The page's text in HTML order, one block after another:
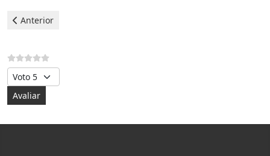
Artigo anterior: Sime Caldeiras - Erro 41
Anterior
Avalie, por favor